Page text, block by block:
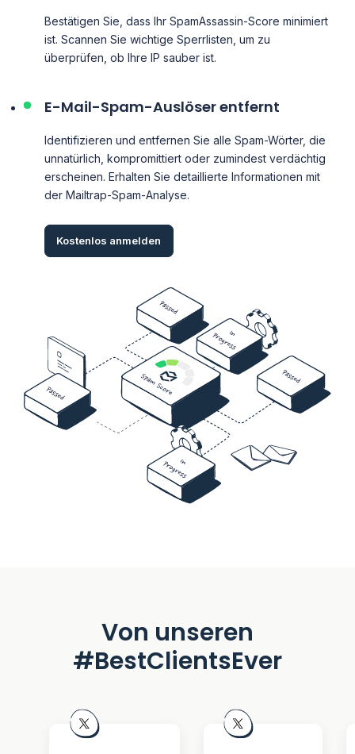
Bestätigen Sie, dass Ihr SpamAssassin-Score minimiert
ist. Scannen Sie wichtige Sperrlisten, um zu
überprüfen, ob Ihre IP sauber ist.
E-Mail-Spam-Auslöser entfernt
Identifizieren und entfernen Sie alle Spam-Wörter, die
unnatürlich, kompromittiert oder zumindest verdächtig
erscheinen. Erhalten Sie detaillierte Informationen mit
der Mailtrap-Spam-Analyse.
Kostenlos anmelden
Von unseren
#BestClientsEver